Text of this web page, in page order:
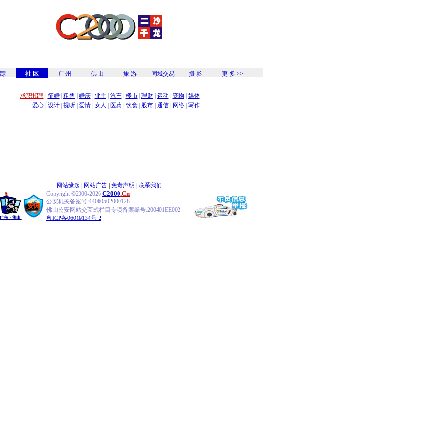
社 区 广 州 佛 山 旅 游 同城交易 摄 影 更 多 >>
求职招聘| 征婚| 租售 婚庆| 业主 汽车| 楼市| 理财| 运动 宠物
媒体
爱心| 设计| 视听| 爱情| 女人 医药| 饮食| 股市| 通信| 网络| 写作
网站缘起 网站广告 免责声明
联系我们
Copyright ©2000-2026 C2000.Cn
公安机关备案号:44060502000128
佛山公安网站交互式栏目专项备案编号:200401EE002
粤ICP备06019134号-2